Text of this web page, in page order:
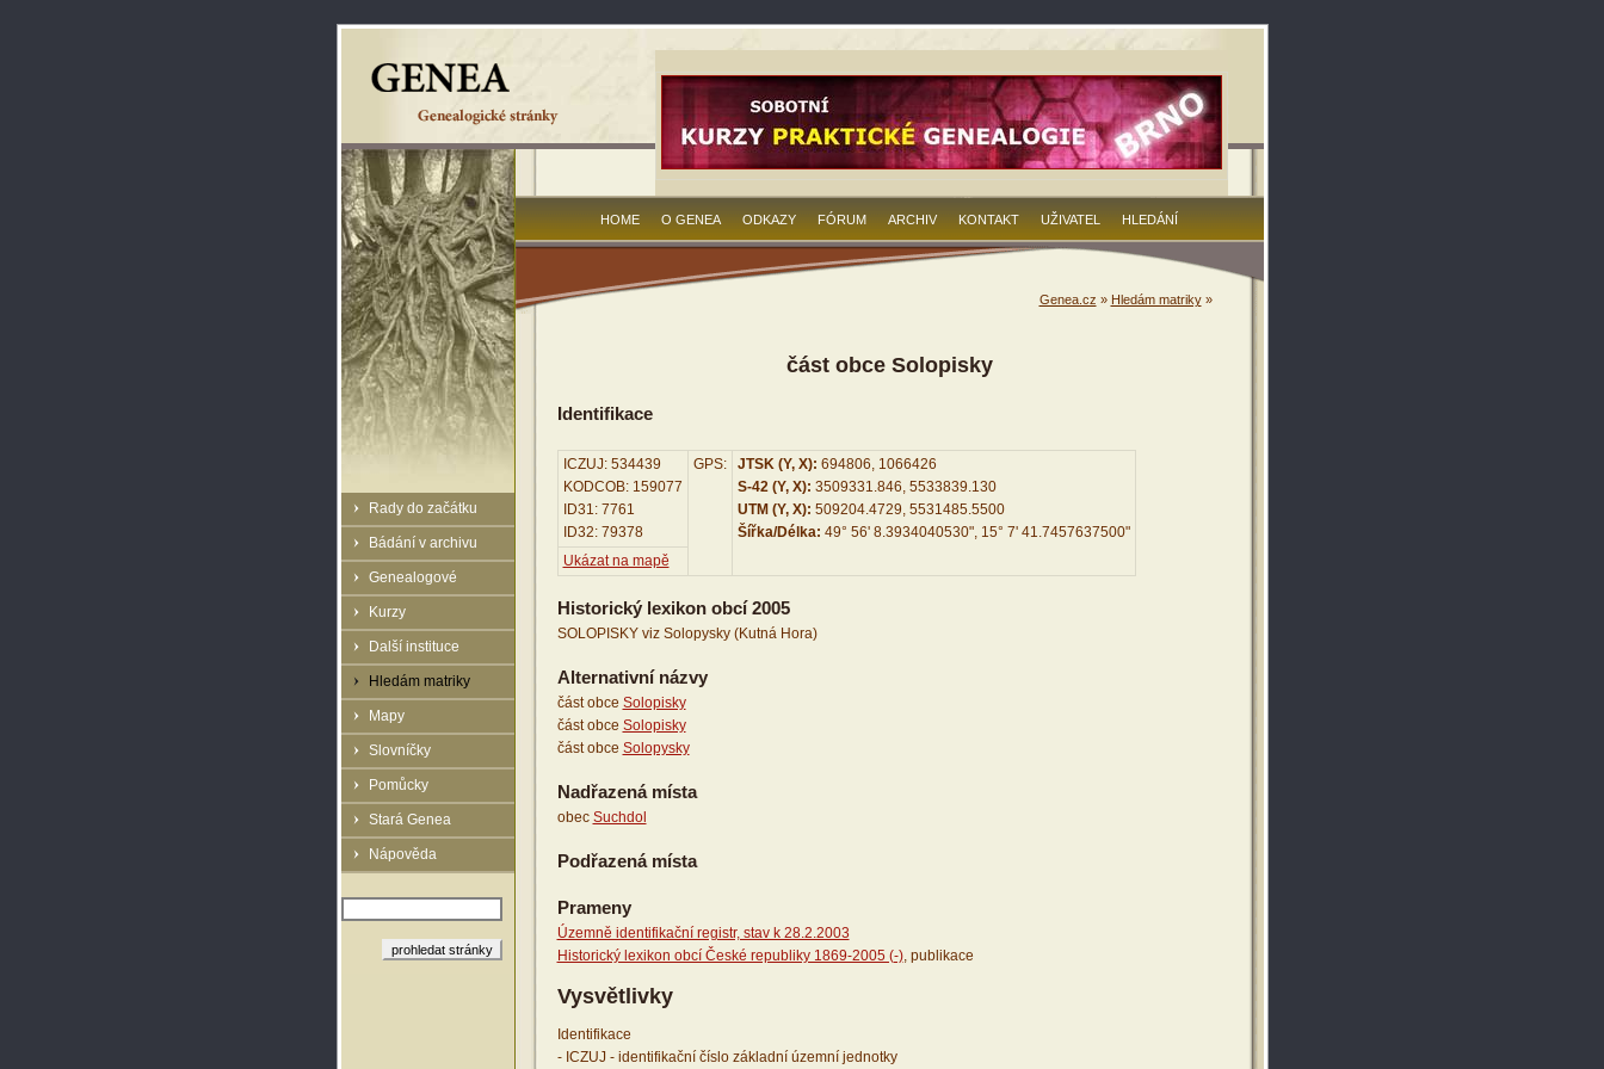
Rady do začátku
Bádání v archivu
Genealogové
Kurzy
Další instituce
Hledám matriky
Mapy
Slovníčky
Pomůcky
Stará Genea
Nápověda
HOME O GENEA ODKAZY FÓRUM ARCHIV KONTAKT UŽIVATEL HLEDÁNÍ
Genea.cz » Hledám matriky»
část obce Solopisky
Identifikace
ICZUJ: 534439
KODCOB: 159077
ID31: 7761
ID32: 79378
GPS: JTSK (Y, X): 694806, 1066426
S-42 (Y, X): 3509331.846, 5533839.130
UTM (Y, X): 509204.4729, 5531485.5500
Šířka/Délka: 49° 56' 8.3934040530", 15° 7' 41.7457637500"
Ukázat na mapě
Historický lexikon obcí 2005
SOLOPISKY viz Solopysky (Kutná Hora)
Alternativní názvy
část obce Solopisky
část obce Solopisky
část obce Solopysky
Nadřazená místa
obec Suchdol
Podřazená místa
Prameny
Územně identifikační registr, stav k 28.2.2003
Historický lexikon obcí České republiky 1869-2005 (-), publikace
Vysvětlivky
Identifikace
- ICZUJ - identifikační číslo základní územní jednotky